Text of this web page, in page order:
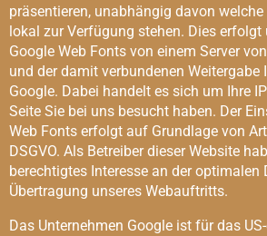
präsentieren, unabhängig davon
lokal zur Verfügung stehen. Dies erfolgt
Google Web Fonts von einem Server
und der damit verbundenen Weitergabe
Google. Dabei handelt es sich um Ihre
Seite Sie bei uns besucht haben. Der
Web Fonts erfolgt auf Grundlage von
DSGVO. Als Betreiber dieser Website
berechtigtes Interesse an der optimalen
Übertragung unseres Webauftritts.
Das Unternehmen Google ist für das